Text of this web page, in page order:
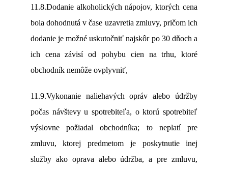
11.8.Dodanie alkoholických nápojov, ktorých cena
bola dohodnutá v čase uzavretia zmluvy, pričom ich
dodanie je možné uskutočniť najskôr po 30 dňoch a
ich cena závisí od pohybu cien na trhu, ktoré
obchodník nemôže ovplyvniť,
11.9.Vykonanie naliehavých opráv alebo údržby
počas návštevy u spotrebiteľa, o ktorú spotrebiteľ
výslovne požiadal obchodníka; to neplatí pre
zmluvu, ktorej predmetom je poskytnutie inej
služby ako oprava alebo údržba, a pre zmluvu,